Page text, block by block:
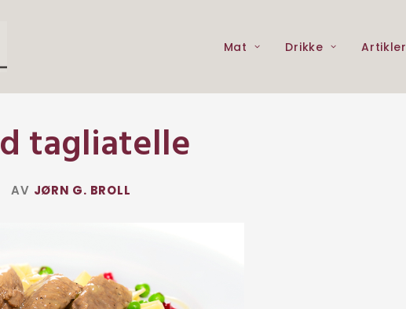
Mat Drikke Artikler
tagliatelle
AV JØRN G. BROLL